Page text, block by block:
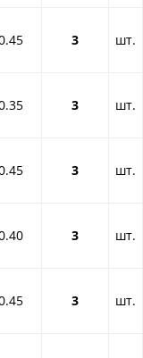
3 шт.
3 шт.
3 шт.
3 шт.
3 шт.